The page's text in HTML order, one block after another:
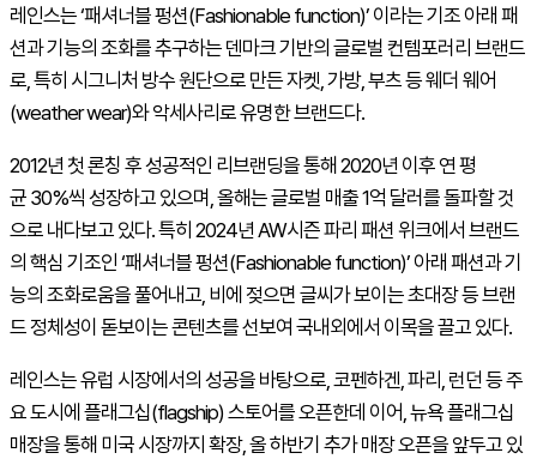
레인스는‘패셔너블 펑션(Fashionable function)’ 이라는 기조 아래 패
션과 기능의 조화를 추구하는 덴마크 기반의 글로벌 컨템포러리 브랜드
로,특히 시그니처 방수 원단으로 만든 자켓,가방,부츠 등 웨더 웨어
(weather wear)와 악세사리로 유명한 브랜드다.
2012년 첫 론칭 후 성공적인 리브랜딩을 통해 2020년 이후 연 평
균 30%씩 성장하고 있으며 ,올해는 글로벌 매출1억 달러를 돌파할 것
으로 내다보고 있다.특히 2024년 AW시즌 파리 패션 위크에서 브랜드
의 핵심 기조인 ‘패셔너블 펑션(Fashionable function)’아래 패션과 기
능의 조화로움을 풀어내고, 비에 젖으면 글씨가 보이는 초대장 등 브랜
드 정체성이 돋보이는 콘텐츠를 선보여 국내외에서 이목을 끌고 있다.
레인스는 유럽 시장에서의 성공을 바탕으로,코펜하겐,파리 , 런던 등 주
요 도시에 플래그십(flagship)스토어를 오픈한데 이어,뉴욕 플래그십
매장을 통해 미국 시장까지 확장,올 하반기 추가 매장 오픈을 앞두고 있